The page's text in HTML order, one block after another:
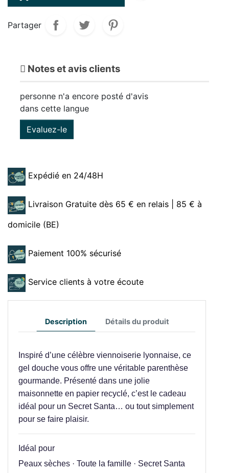
Partager
Notes et avis clients
personne n'a encore posté d'avis
dans cette langue
Evaluez-le
Expédié en 24/48H
Livraison Gratuite dès 65 € en relais | 85 € à
domicile (BE)
Paiement 100% sécurisé
Service clients à votre écoute
Description Détails du produit
Inspiré d’une célèbre viennoiserie lyonnaise, ce
gel douche vous offre une véritable parenthèse
gourmande. Présenté dans une jolie
maisonnette en papier recyclé, c’est le cadeau
idéal pour un Secret Santa… ou tout simplement
pour se faire plaisir.
Idéal pour
Peaux sèches · Toute la famille · Secret Santa